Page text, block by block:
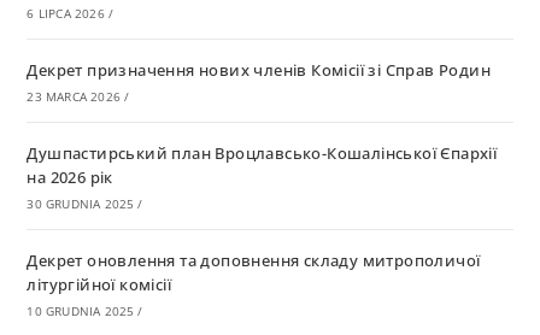
6 LIPCA 2026 /
Декрет призначення нових членів Комісії зі Справ Родин
23 MARCA 2026 /
Душпастирський план Вроцлавсько-Кошалінської Єпархії
на 2026 рік
30 GRUDNIA 2025 /
Декрет оновлення та доповнення складу митрополичої
літургійної комісії
10 GRUDNIA 2025 /